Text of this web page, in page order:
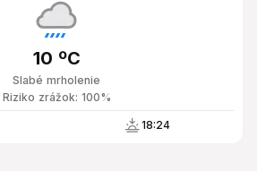
Slabé mrholenie
10 ºC
Riziko zrážok: 100%
18:24